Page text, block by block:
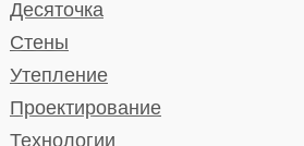
Десяточка
Стены
Утепление
Проектирование
Технологии